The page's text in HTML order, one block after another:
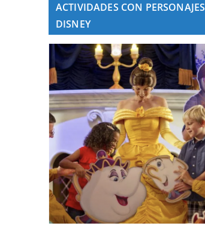
ACTIVIDADES CON PERSONAJES
DISNEY